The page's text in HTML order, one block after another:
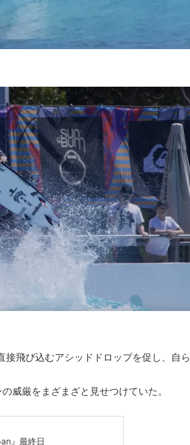
飛び込むアシッドドロップを促し、自ら
威厳をまざまざと見せつけていた。